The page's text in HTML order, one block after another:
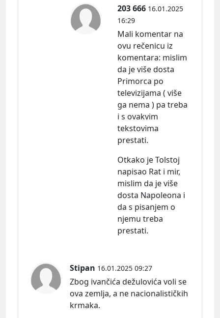
203 666 16.01.2025
16:29
Mali komentar na
ovu rečenicu iz
komentara: mislim
da je više dosta
Primorca po
televizijama ( više
ga nema ) pa treba
i s ovakvim
tekstovima
prestati.
Otkako je Tolstoj
napisao Rat i mir,
mislim da je više
dosta Napoleona i
da s pisanjem o
njemu treba
prestati.
Stipan 16.01.2025 09:27
Zbog ivančića dežulovića voli se
ova zemlja, a ne nacionalističkih
krmaka.